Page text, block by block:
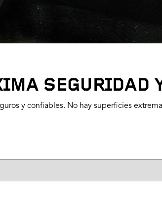
SEGURIDAD
y confiables. No hay superficies